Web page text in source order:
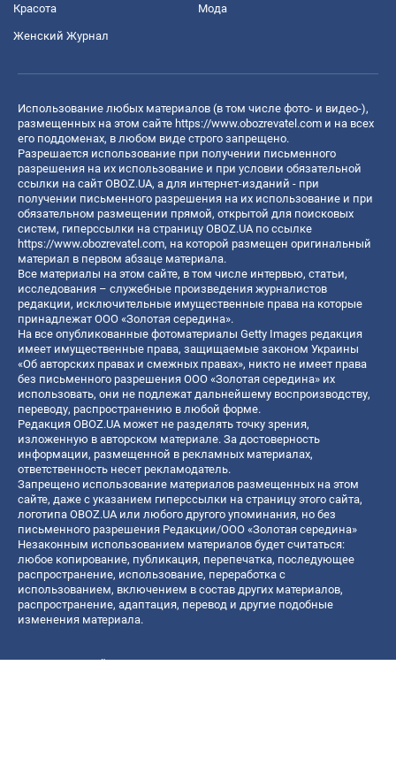
Красота Мода
Женский Журнал
Использование любых материалов (в том числе фото- и видео-),
размещенных на этом сайте https://www.obozrevatel.com и на всех
его поддоменах, в любом виде строго запрещено.
Разрешается использование при получении письменного
разрешения на их использование и при условии обязательной
ссылки на сайт OBOZ.UA, а для интернет-изданий - при
получении письменного разрешения на их использование и при
обязательном размещении прямой, открытой для поисковых
систем, гиперссылки на страницу OBOZ.UA по ссылке
https://www.obozrevatel.com, на которой размещен оригинальный
материал в первом абзаце материала.
Все материалы на этом сайте, в том числе интервью, статьи,
исследования – служебные произведения журналистов
редакции, исключительные имущественные права на которые
принадлежат ООО «Золотая середина».
На все опубликованные фотоматериалы Getty Images редакция
имеет имущественные права, защищаемые законом Украины
«Об авторских правах и смежных правах», никто не имеет права
без письменного разрешения ООО «Золотая середина» их
использовать, они не подлежат дальнейшему воспроизводству,
переводу, распространению в любой форме.
Редакция OBOZ.UA может не разделять точку зрения,
изложенную в авторском материале. За достоверность
информации, размещенной в рекламных материалах,
ответственность несет рекламодатель.
Запрещено использование материалов размещенных на этом
сайте, даже с указанием гиперссылки на страницу этого сайта,
логотипа OBOZ.UA или любого другого упоминания, но без
письменного разрешения Редакции/ООО «Золотая середина»
Незаконным использованием материалов будет считаться:
любое копирование, публикация, перепечатка, последующее
распространение, использование, переработка с
использованием, включением в состав других материалов,
распространение, адаптация, перевод и другие подобные
изменения материала.
Название онлайн медиа — «OBOZ.UA»